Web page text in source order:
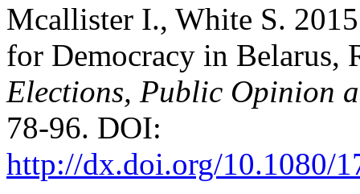
Mcallister I., White S.
for Democracy in Belarus,
Elections, Public Opinion
78‑96. DOI:
http://dx.doi.org/10.1080/